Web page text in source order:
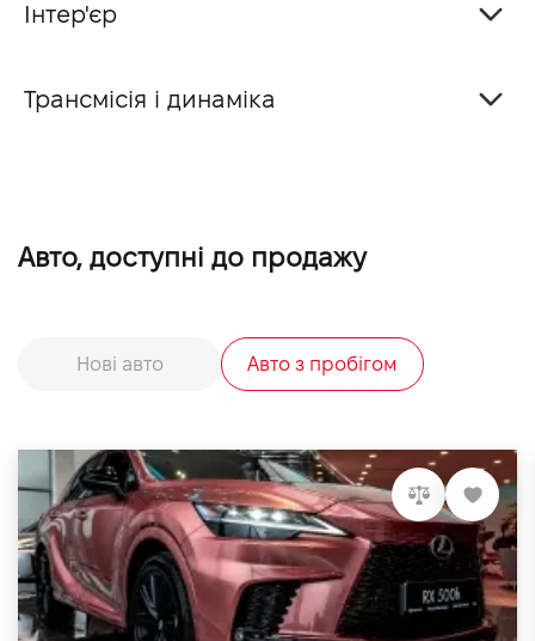
Інтер'єр
Трансмісія і динаміка
Авто, доступні до продажу
Нові авто Авто з пробігом